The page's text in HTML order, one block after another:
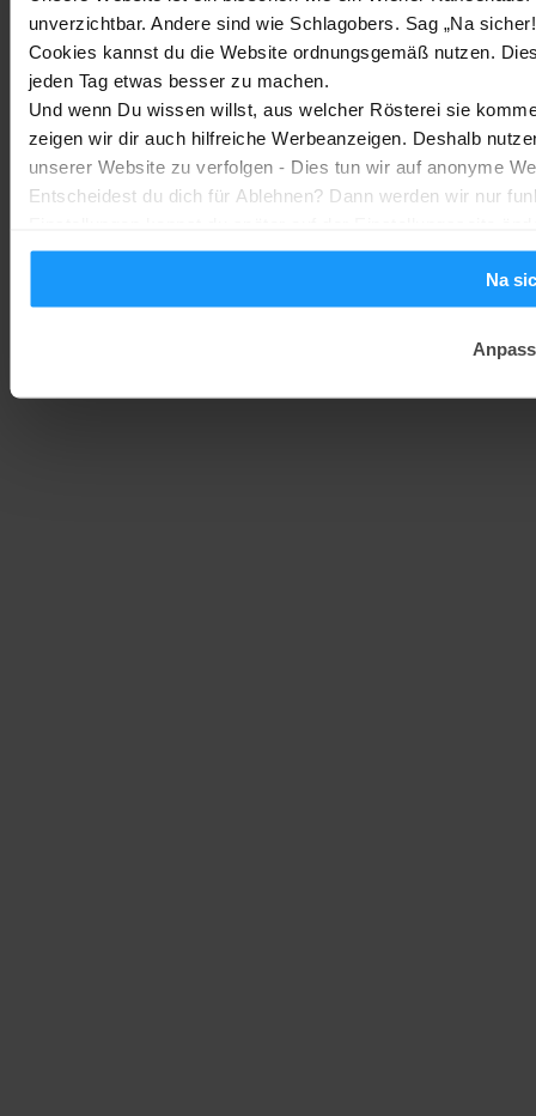
unverzichtbar. Andere sind wie Schlagobers. Sag „Na
Cookies kannst du die Website ordnungsgemäß nutzen.
jeden Tag etwas besser zu machen.
Und wenn Du wissen willst, aus welcher Rösterei sie
zeigen wir dir auch hilfreiche Werbeanzeigen. Deshalb
unserer Website zu verfolgen - Dies tun wir auf anonyme
Entscheidest du dich für Ablehnen? Dann werden wir nur
Na
Trends & Technologien Marc - 2. August 2026
Homematic IP Kamera: Die neue Kamerafamilie im Überblick
Smarte Sicherheit Marc 1. August 2026
MEHR LADEN